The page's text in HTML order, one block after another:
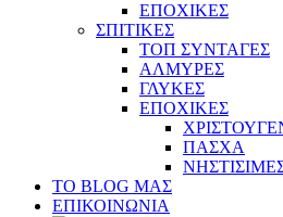
ΕΠΟΧΙΚΕΣ
ΣΠΙΤΙΚΕΣ
ΤΟΠ ΣΥΝΤΑΓΕΣ
ΑΛΜΥΡΕΣ
ΓΛΥΚΕΣ
ΕΠΟΧΙΚΕΣ
ΠΑΣΧΑ
ΤΟ BLOG ΜΑΣ
ΕΠΙΚΟΙΝΩΝΙΑ